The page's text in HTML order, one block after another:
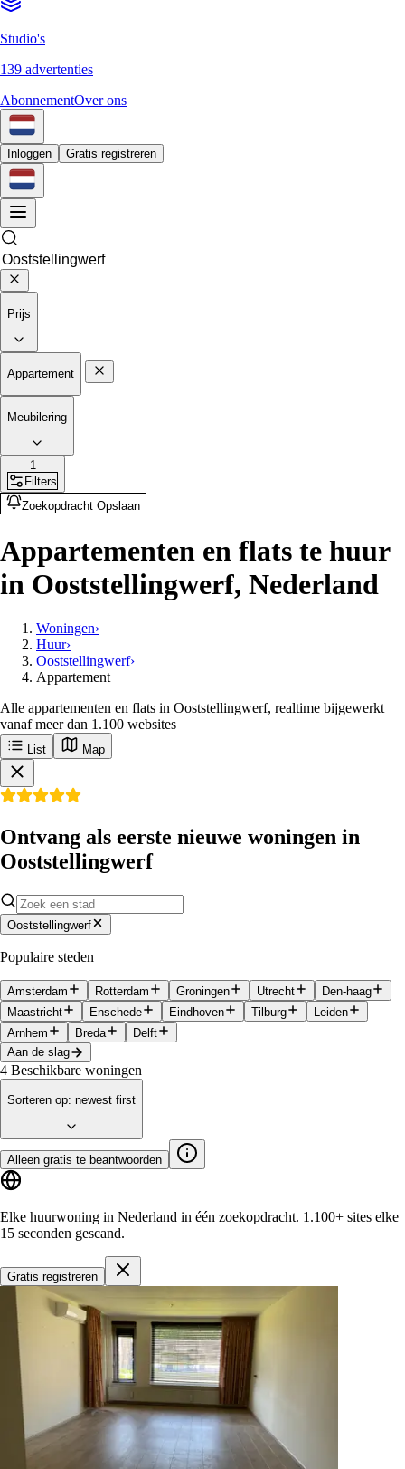
Studio's
139 advertenties
AbonnementOver ons
Inloggen Gratis registreren
Prijs
Appartement
Meubilering
1
Filters
Zoekopdracht Opslaan
Appartementen en flats te huur
in Ooststellingwerf, Nederland
Woningen›
Huur›
Ooststellingwerf›
Appartement
Alle appartementen en flats in Ooststellingwerf, realtime bijgewerkt
vanaf meer dan 1.100 websites
List Map
Ontvang als eerste nieuwe woningen in
Ooststellingwerf
Ooststellingwerf
Populaire steden
Amsterdam Rotterdam Groningen Utrecht
Den-haag
Maastricht
Enschede Eindhoven Tilburg
Leiden
Arnhem
Breda
Delft
Aan de slag
4 Beschikbare woningen
Sorteren op: newest first
Alleen gratis te beantwoorden
Elke huurwoning in Nederland in één zoekopdracht. 1.100+ sites elke
15 seconden gescand.
Gratis registreren